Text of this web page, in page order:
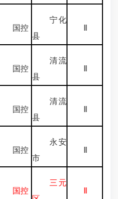
国控
宁化
县
国控
清流
县
国控
清流
县
国控
永安
市
国控
三元